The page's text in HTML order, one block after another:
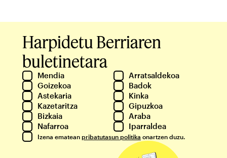
Harpidetu Berriaren
buletinetara
Mendia
Arratsaldekoa
Goizekoa
Badok
Astekaria
Kinka
Kazetaritza
Gipuzkoa
Bizkaia
Araba
Nafarroa
Iparraldea
Izena ematean pribatutasun politika onartzen duzu.